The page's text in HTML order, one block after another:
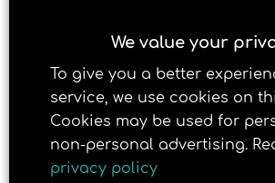
We value your
To give you a better
service, we use cookies on
Cookies may be used for
non-personal advertising.
privacy policy